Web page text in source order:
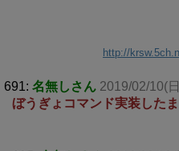
http://
691: 名無しさん 2019/02/10(
ぼうぎょコマンド実装したま